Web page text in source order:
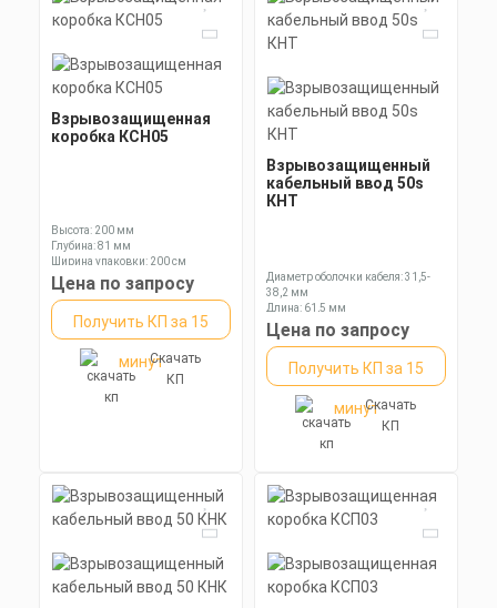
Взрывозащищенная
коробка КСН05
Высота: 200 мм
Глубина: 81 мм
Ширина упаковки: 200 см
Цена по запросу
Получить КП за 15
минутСкачать
КП
Взрывозащищенный
кабельный ввод 50s
КНТ
Диаметр оболочки кабеля: 31,5-
38,2 мм
Длина: 61,5 мм
Ключ: 55 мм
Цена по запросу
Получить КП за 15
минутСкачать
КП